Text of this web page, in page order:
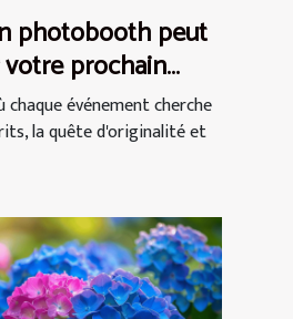
photobooth peut
prochain
expérience
chaque événement cherche
la quête d'originalité et